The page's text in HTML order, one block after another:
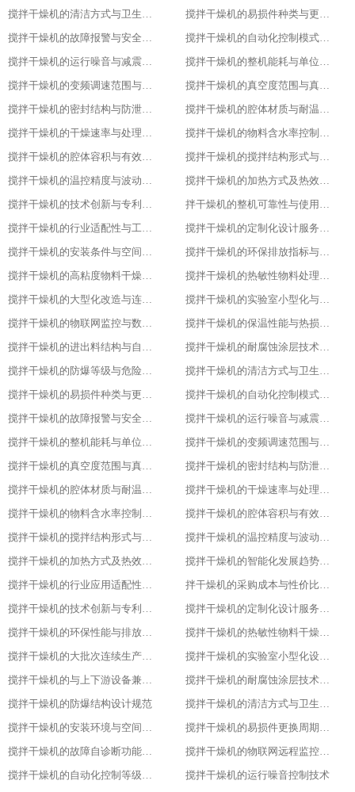
搅拌干燥机的清洁方式与卫生残留标准
搅拌干燥机的易损件种类与更换周期
搅拌干燥机的故障报警与安全保护功能
搅拌干燥机的自动化控制模式分类
搅拌干燥机的运行噪音与减震措施
搅拌干燥机的整机能耗与单位能耗标准
搅拌干燥机的变频调速范围与控制精度
搅拌干燥机的真空度范围与真空干燥效果
搅拌干燥机的密封结构与防泄漏等级
搅拌干燥机的腔体材质与耐温耐腐蚀性能
搅拌干燥机的干燥速率与处理量参数
搅拌干燥机的物料含水率控制范围
搅拌干燥机的腔体容积与有效装载率
搅拌干燥机的搅拌结构形式与适配物料
搅拌干燥机的温控精度与波动范围
搅拌干燥机的加热方式及热效率指标
搅拌干燥机的技术创新与专利技术应用
拌干燥机的整机可靠性与使用寿命
搅拌干燥机的行业适配性与工艺调整方案
搅拌干燥机的定制化设计服务范围
搅拌干燥机的安装条件与空间布局要求
搅拌干燥机的环保排放指标与净化措施
搅拌干燥机的高粘度物料干燥适配设计
搅拌干燥机的热敏性物料处理工艺优化
搅拌干燥机的大型化改造与连续生产能力
搅拌干燥机的实验室小型化与参数复刻性
搅拌干燥机的物联网监控与数据追溯能力
搅拌干燥机的保温性能与热损失率
搅拌干燥机的进出料结构与自动化适配
搅拌干燥机的耐腐蚀涂层技术与应用场景
搅拌干燥机的防爆等级与危险环境适配性
搅拌干燥机的清洁方式与卫生残留标准
搅拌干燥机的易损件种类与更换周期
搅拌干燥机的自动化控制模式分类
搅拌干燥机的故障报警与安全保护功能
搅拌干燥机的运行噪音与减震措施
搅拌干燥机的整机能耗与单位能耗标准
搅拌干燥机的变频调速范围与控制精度
搅拌干燥机的真空度范围与真空干燥效果
搅拌干燥机的密封结构与防泄漏等级
搅拌干燥机的腔体材质与耐温耐腐蚀性能
搅拌干燥机的干燥速率与处理量参数
搅拌干燥机的物料含水率控制范围
搅拌干燥机的腔体容积与有效装载率
搅拌干燥机的搅拌结构形式与适配物料
搅拌干燥机的温控精度与波动范围
搅拌干燥机的加热方式及热效率指标
搅拌干燥机的智能化发展趋势预测
搅拌干燥机的行业应用适配性调整
拌干燥机的采购成本与性价比评估
搅拌干燥机的技术创新与专利成果
搅拌干燥机的定制化设计服务范围
搅拌干燥机的环保性能与排放标准
搅拌干燥机的热敏性物料干燥工艺优化
搅拌干燥机的大批次连续生产改造
搅拌干燥机的实验室小型化设计要点
搅拌干燥机的与上下游设备兼容适配方案
搅拌干燥机的耐腐蚀涂层技术应用
搅拌干燥机的防爆结构设计规范
搅拌干燥机的清洁方式与卫生标准
搅拌干燥机的安装环境与空间要求
搅拌干燥机的易损件更换周期与维护
搅拌干燥机的故障自诊断功能解析
搅拌干燥机的物联网远程监控系统搭建
搅拌干燥机的自动化控制等级划分
搅拌干燥机的运行噪音控制技术